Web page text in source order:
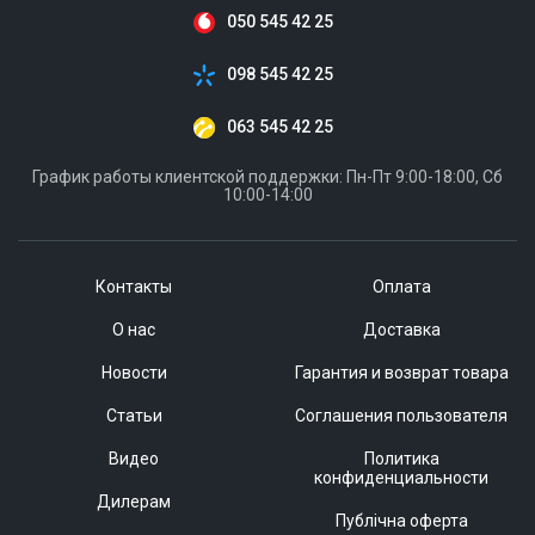
Контакты
О нас
Новости
Статьи
Видео
Дилерам
Оплата
Доставка
Гарантия и возврат товара
Соглашения пользователя
Политика
конфиденциальности
Публічна оферта
050 545 42 25
098 545 42 25
063 545 42 25
График работы клиентской поддержки: Пн-Пт 9:00-18:00, Сб
10:00-14:00